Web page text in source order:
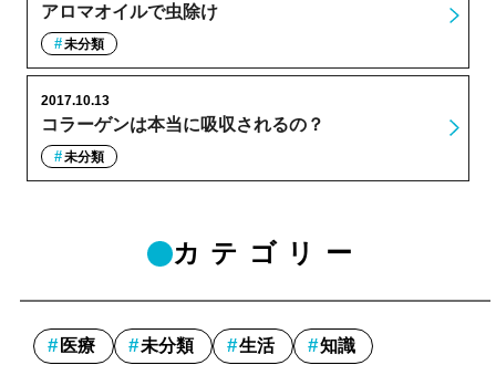
アロマオイルで虫除け
未分類
コラーゲンは本当に吸収されるの？
2017.10.13
未分類
カテゴリー
医療 未分類 生活 知識